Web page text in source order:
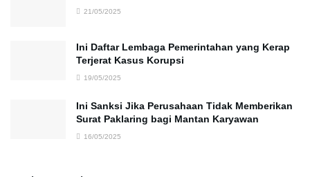
21/05/2025
Ini Daftar Lembaga Pemerintahan yang Kerap
Terjerat Kasus Korupsi
19/05/2025
Ini Sanksi Jika Perusahaan Tidak Memberikan
Surat Paklaring bagi Mantan Karyawan
16/05/2025